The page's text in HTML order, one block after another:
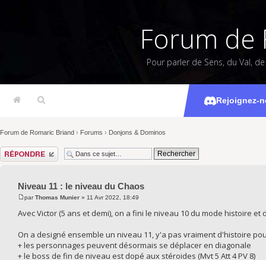
Forum de
Pour parler de Sens, du Val,
Rejoignez-
Niveau
Forum de Romaric Briand › Forums › Donjons & Dominos
Répondre
Niveau 11 : le niveau du Chaos
parThomas Munier » 11 Avr 2022, 18:49
Avec Victor (5 ans et demi), on a fini le niveau 10 du mode histoire
On a designé ensemble un niveau 11, y'a pas vraiment d'histoire
+ les personnages peuvent désormais se déplacer en diagonale
+ le boss de fin de niveau est dopé aux stéroides (Mvt 5 Att 4 PV 8)